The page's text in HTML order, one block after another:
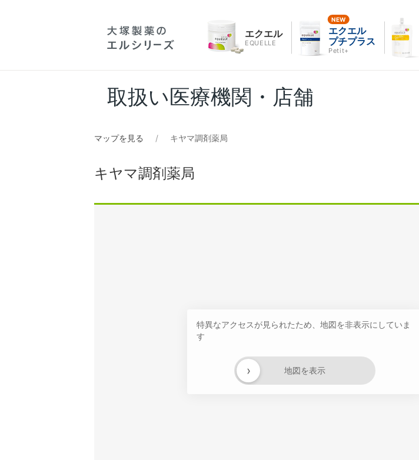
エクエル
EQUELLE
エクエル
プチプラス
Petit+
取扱い医療機関・店舗
マップを見る キヤマ調剤薬局
キヤマ調剤薬局
特異なアクセスが見られたため、地図を非表示にしていま
す
地図を表示
›